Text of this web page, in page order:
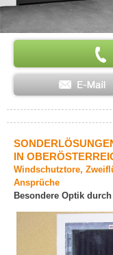
IN
Windschutztore,
Ansprüche
Besondere Optik